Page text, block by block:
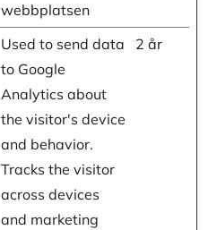
webbplatsen
Used to send data
to Google
Analytics about
the visitor's device
and behavior.
Tracks the visitor
across devices
and marketing
2 år